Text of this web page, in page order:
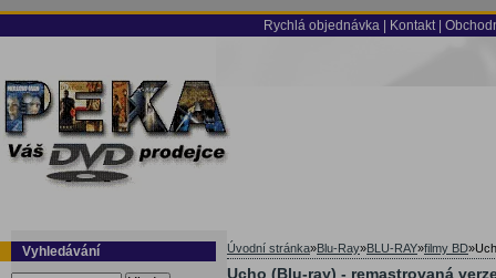
Rychlá objednávka Kontakt
Vyhledávání Úvodní stránka»Blu-Ray»BLU-RAY»filmy BD»
Ucho (Blu-ray) - remastrovaná